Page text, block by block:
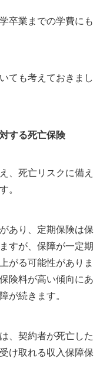
卒業までの学費にも
ても考えておきまし
する死亡保険
、死亡リスクに備え
。
あり、定期保険は保
すが、保障が一定期
がる可能性がありま
険料が高い傾向にあ
が続きます。
、契約者が死亡した
け取れる収入保障保